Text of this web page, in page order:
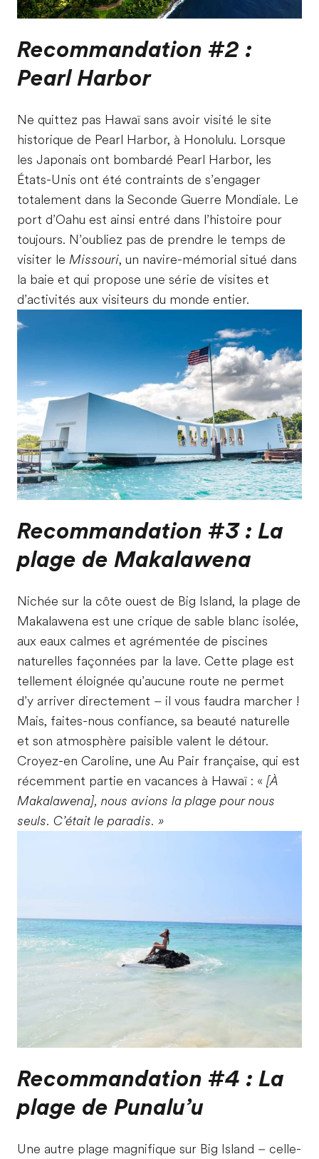
Recommandation #2 :
Pearl Harbor
Ne quittez pas Hawaï sans avoir visité le site
historique de Pearl Harbor, à Honolulu. Lorsque
les Japonais ont bombardé Pearl Harbor, les
États-Unis ont été contraints de s’engager
totalement dans la Seconde Guerre Mondiale. Le
port d’Oahu est ainsi entré dans l’histoire pour
toujours. N’oubliez pas de prendre le temps de
visiter le Missouri, un navire-mémorial situé dans
la baie et qui propose une série de visites et
d’activités aux visiteurs du monde entier.
Recommandation #3 : La
plage de Makalawena
Nichée sur la côte ouest de Big Island, la plage de
Makalawena est une crique de sable blanc isolée,
aux eaux calmes et agrémentée de piscines
naturelles façonnées par la lave. Cette plage est
tellement éloignée qu’aucune route ne permet
d’y arriver directement – il vous faudra marcher !
Mais, faites-nous confiance, sa beauté naturelle
et son atmosphère paisible valent le détour.
Croyez-en Caroline, une Au Pair française, qui est
récemment partie en vacances à Hawaï : « [À
Makalawena], nous avions la plage pour nous
seuls. C’était le paradis. »
Recommandation #4 : La
plage de Punalu’u
Une autre plage magnifique sur Big Island – celle-